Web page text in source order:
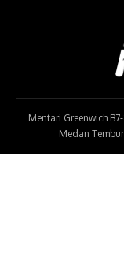
Mentari Greenwich
Medan